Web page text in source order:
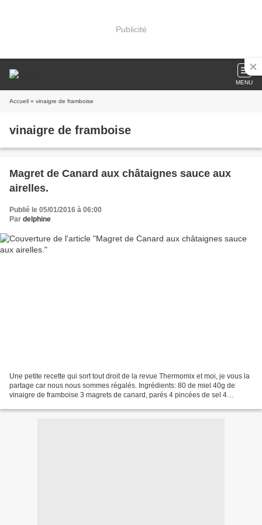
Publicité
MENU
Accueil » vinaigre de framboise
vinaigre de framboise
Magret de Canard aux châtaignes sauce aux
airelles.
Publié le 05/01/2016 à 06:00
Par delphine
Une petite recette qui sort tout droit de la revue Thermomix et moi, je vous la
partage car nous nous sommes régalés. Ingrédients: 80 de miel 40g de
vinaigre de framboise 3 magrets de canard, parés 4 pincées de sel 4